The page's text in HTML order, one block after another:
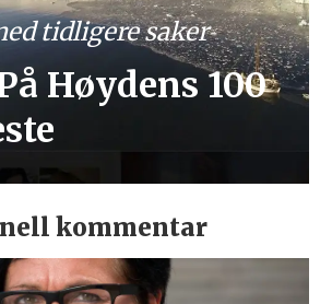
tidligere saker
Høydens 100
kommentar